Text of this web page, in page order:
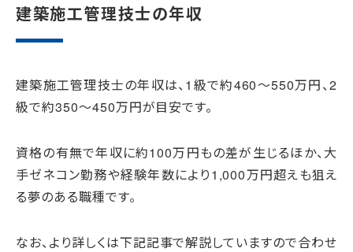
建築施工管理技士の年収
建築施工管理技士の年収は、1級で約460～550万円、2
級で約350～450万円が目安です。
資格の有無で年収に約100万円もの差が生じるほか、大
手ゼネコン勤務や経験年数により1,000万円超えも狙え
る夢のある職種です。
なお、より詳しくは下記記事で解説していますので合わせ